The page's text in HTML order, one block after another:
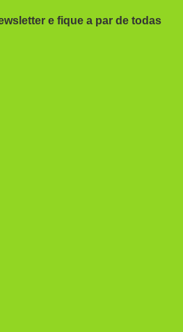
e fique a par de todas